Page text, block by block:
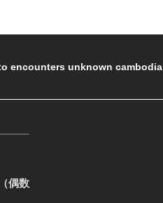
encounters unknown cambodia
偶数